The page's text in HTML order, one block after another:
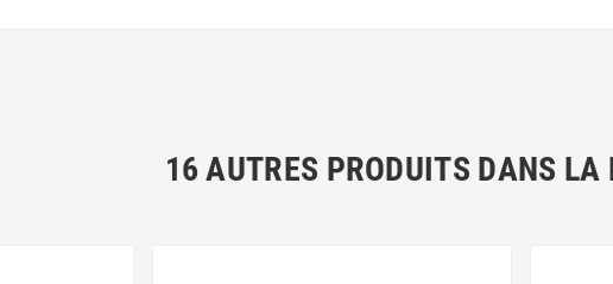
16 AUTRES PRODUITS DANS LA